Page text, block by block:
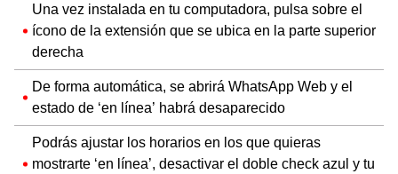
Una vez instalada en tu computadora, pulsa sobre el
ícono de la extensión que se ubica en la parte superior
derecha
De forma automática, se abrirá WhatsApp Web y el
estado de ‘en línea’ habrá desaparecido
Podrás ajustar los horarios en los que quieras
mostrarte ‘en línea’, desactivar el doble check azul y tu